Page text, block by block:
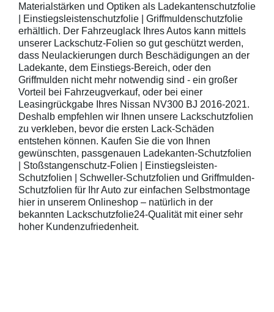
Materialstärken und Optiken als Ladekantenschutzfolie
| Einstiegsleistenschutzfolie | Griffmuldenschutzfolie
erhältlich. Der Fahrzeuglack Ihres Autos kann mittels
unserer Lackschutz-Folien so gut geschützt werden,
dass Neulackierungen durch Beschädigungen an der
Ladekante, dem Einstiegs-Bereich, oder den
Griffmulden nicht mehr notwendig sind - ein großer
Vorteil bei Fahrzeugverkauf, oder bei einer
Leasingrückgabe Ihres Nissan NV300 BJ 2016-2021.
Deshalb empfehlen wir Ihnen unsere Lackschutzfolien
zu verkleben, bevor die ersten Lack-Schäden
entstehen können. Kaufen Sie die von Ihnen
gewünschten, passgenauen Ladekanten-Schutzfolien
| Stoßstangenschutz-Folien | Einstiegsleisten-
Schutzfolien | Schweller-Schutzfolien und Griffmulden-
Schutzfolien für Ihr Auto zur einfachen Selbstmontage
hier in unserem Onlineshop – natürlich in der
bekannten Lackschutzfolie24-Qualität mit einer sehr
hoher Kundenzufriedenheit.